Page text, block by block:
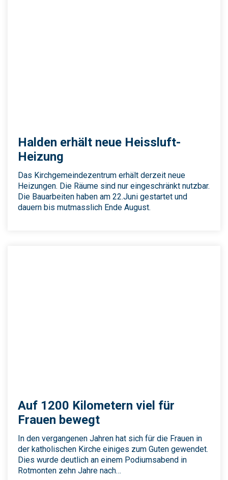
Halden erhält neue Heissluft-
Heizung
Das Kirchgemeindezentrum erhält derzeit neue
Heizungen. Die Räume sind nur eingeschränkt nutzbar.
Die Bauarbeiten haben am 22.Juni gestartet und
dauern bis mutmasslich Ende August.
Auf 1200 Kilometern viel für
Frauen bewegt
In den vergangenen Jahren hat sich für die Frauen in
der katholischen Kirche einiges zum Guten gewendet.
Dies wurde deutlich an einem Podiumsabend in
Rotmonten zehn Jahre nach…